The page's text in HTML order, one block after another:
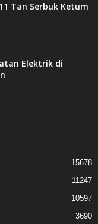
Tan Serbuk Ketum
Elektrik di
15678
11247
10597
3690